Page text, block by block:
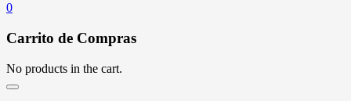
0
Carrito de Compras
No products in the cart.